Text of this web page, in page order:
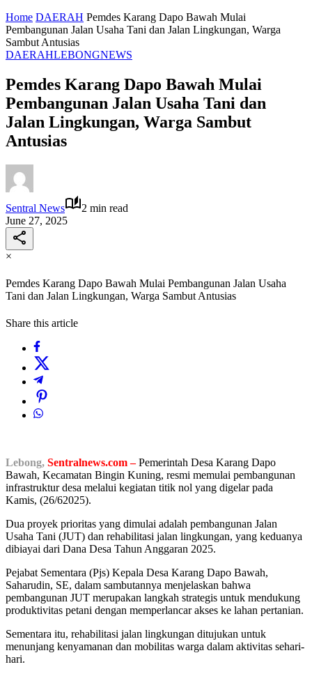
Home DAERAH Pemdes Karang Dapo Bawah Mulai
Pembangunan Jalan Usaha Tani dan Jalan Lingkungan, Warga
Sambut Antusias
DAERAHLEBONGNEWS
Pemdes Karang Dapo Bawah Mulai
Pembangunan Jalan Usaha Tani dan
Jalan Lingkungan, Warga Sambut
Antusias
Sentral News
2 min read
June 27, 2025
×
Pemdes Karang Dapo Bawah Mulai Pembangunan Jalan Usaha
Tani dan Jalan Lingkungan, Warga Sambut Antusias
Share this article
Lebong, Sentralnews.com – Pemerintah Desa Karang Dapo
Bawah, Kecamatan Bingin Kuning, resmi memulai pembangunan
infrastruktur desa melalui kegiatan titik nol yang digelar pada
Kamis, (26/62025).
Dua proyek prioritas yang dimulai adalah pembangunan Jalan
Usaha Tani (JUT) dan rehabilitasi jalan lingkungan, yang keduanya
dibiayai dari Dana Desa Tahun Anggaran 2025.
Pejabat Sementara (Pjs) Kepala Desa Karang Dapo Bawah,
Saharudin, SE, dalam sambutannya menjelaskan bahwa
pembangunan JUT merupakan langkah strategis untuk mendukung
produktivitas petani dengan memperlancar akses ke lahan pertanian.
Sementara itu, rehabilitasi jalan lingkungan ditujukan untuk
menunjang kenyamanan dan mobilitas warga dalam aktivitas sehari-
hari.